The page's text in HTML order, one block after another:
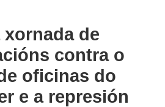
xornada de
contra o
oficinas do
e a represión